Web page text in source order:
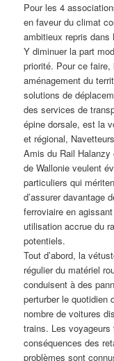
Pour les 4
en faveur du climat
ambitieux repris dans
Y diminuer la part
priorité. Pour ce
aménagement du
solutions de
des services de
épine dorsale, est la
et régional,
Amis du Rail
de Wallonie veulent
particuliers qui
d’assurer davantage
ferroviaire en
utilisation accrue du
potentiels.
Tout d’abord, la
régulier du matériel
conduisent à des
perturber le quotidien
nombre de voitures
trains. Les
conséquences des
problèmes sont